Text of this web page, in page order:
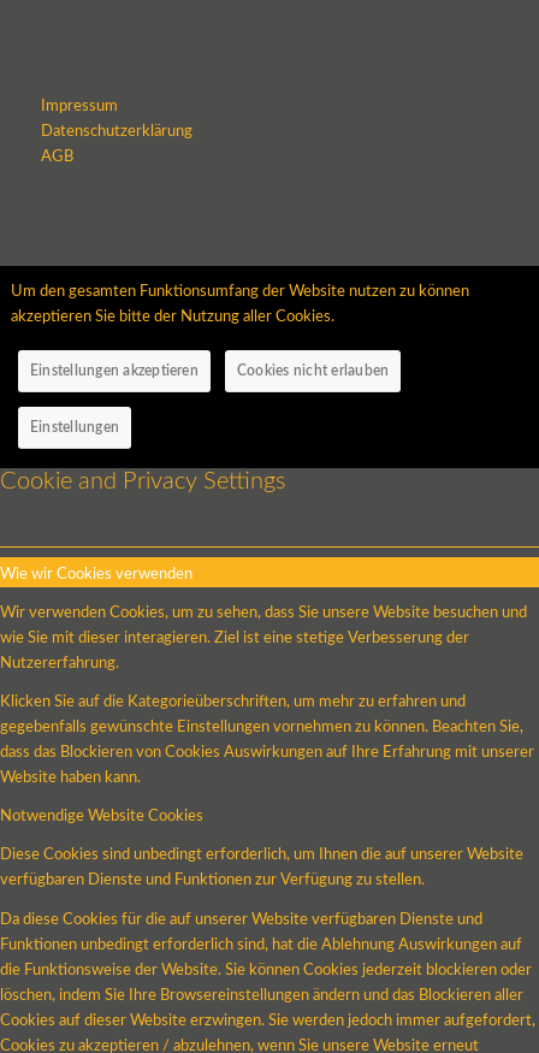
Impressum
Datenschutzerklärung
AGB
Um den gesamten Funktionsumfang der Website nutzen zu können
akzeptieren Sie bitte der Nutzung aller Cookies.
Einstellungen akzeptieren Cookies nicht erlauben
Einstellungen
Cookie and Privacy Settings
Wie wir Cookies verwenden
Wir verwenden Cookies, um zu sehen, dass Sie unsere Website besuchen und
wie Sie mit dieser interagieren. Ziel ist eine stetige Verbesserung der
Nutzererfahrung.
Klicken Sie auf die Kategorieüberschriften, um mehr zu erfahren und
gegebenfalls gewünschte Einstellungen vornehmen zu können. Beachten Sie,
dass das Blockieren von Cookies Auswirkungen auf Ihre Erfahrung mit unserer
Website haben kann.
Notwendige Website Cookies
Diese Cookies sind unbedingt erforderlich, um Ihnen die auf unserer Website
verfügbaren Dienste und Funktionen zur Verfügung zu stellen.
Da diese Cookies für die auf unserer Website verfügbaren Dienste und
Funktionen unbedingt erforderlich sind, hat die Ablehnung Auswirkungen auf
die Funktionsweise der Website. Sie können Cookies jederzeit blockieren oder
löschen, indem Sie Ihre Browsereinstellungen ändern und das Blockieren aller
Cookies auf dieser Website erzwingen. Sie werden jedoch immer aufgefordert,
Cookies zu akzeptieren / abzulehnen, wenn Sie unsere Website erneut